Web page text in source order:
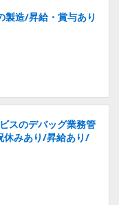
製造/昇給・賞与あり
スのデバッグ業務管
休みあり/昇給あり/